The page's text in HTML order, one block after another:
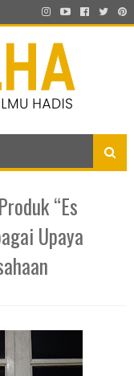
“Es
Upaya